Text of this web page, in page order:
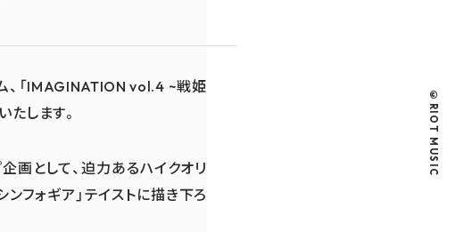
、「IMAGINATION vol.4 ~戦姫
します。
画として、迫力あるハイクオリ
フォギア」テイストに描き下ろ
©RIOT MUSIC